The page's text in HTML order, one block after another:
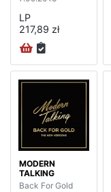
LP
217,89 zł
MODERN
TALKING
Back For Gold